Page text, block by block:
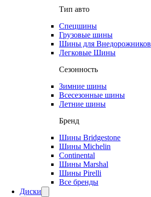
Тип авто
Спецшины
Грузовые шины
Шины для Внедорожников
Легковые Шины
Сезонность
Зимние шины
Всесезонные шины
Летние шины
Бренд
Шины Bridgestone
Шины Michelin
Continental
Шины Marshal
Шины Pirelli
Все бренды
Диски